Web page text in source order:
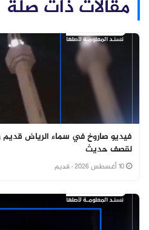
مقالات ذات صلة
لقصف حديث
· قديم